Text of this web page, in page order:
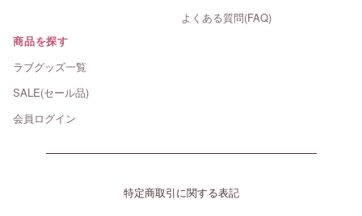
よくある質問(FAQ)
商品を探す
ラブグッズ一覧
SALE(セール品)
会員ログイン
特定商取引に関する表記